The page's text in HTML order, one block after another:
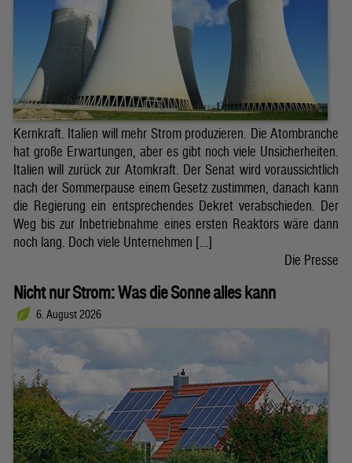
Kernkraft. Italien will mehr Strom produzieren. Die Atombranche
hat große Erwartungen, aber es gibt noch viele Unsicherheiten.
Italien will zurück zur Atomkraft. Der Senat wird voraussichtlich
nach der Sommerpause einem Gesetz zustimmen, danach kann
die Regierung ein entsprechendes Dekret verabschieden. Der
Weg bis zur Inbetriebnahme eines ersten Reaktors wäre dann
noch lang. Doch viele Unternehmen […]
Die Presse
Nicht nur Strom: Was die Sonne alles kann
6. August 2026